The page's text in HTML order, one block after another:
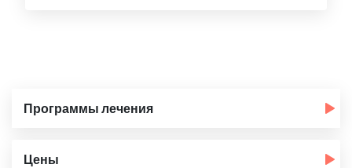
Программы лечения
Цены